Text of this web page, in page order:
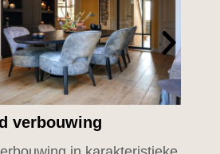
verbouwing